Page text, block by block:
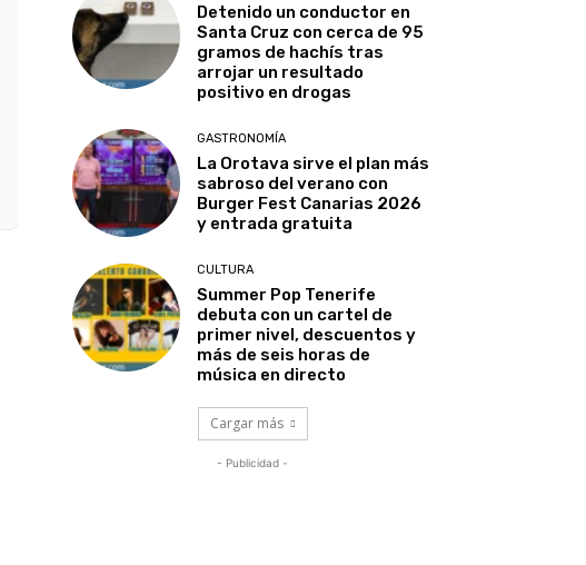
Detenido un conductor en
Santa Cruz con cerca de 95
gramos de hachís tras
arrojar un resultado
positivo en drogas
GASTRONOMÍA
La Orotava sirve el plan más
sabroso del verano con
Burger Fest Canarias 2026
y entrada gratuita
CULTURA
Summer Pop Tenerife
debuta con un cartel de
primer nivel, descuentos y
más de seis horas de
música en directo
Cargar más
- Publicidad -